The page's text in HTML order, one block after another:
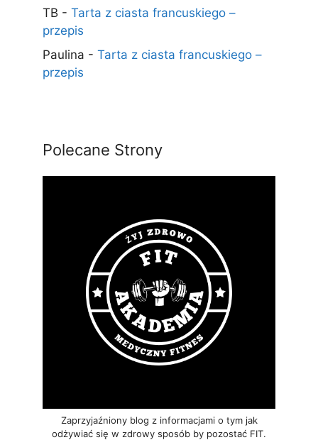
TB - Tarta z ciasta francuskiego –
przepis
Paulina - Tarta z ciasta francuskiego –
przepis
Polecane Strony
Zaprzyjaźniony blog z informacjami o tym jak
odżywiać się w zdrowy sposób by pozostać FIT.